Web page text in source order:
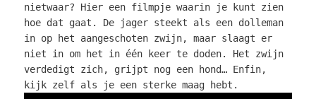
nietwaar? Hier een filmpje waarin je kunt zien
hoe dat gaat. De jager steekt als een dolleman
in op het aangeschoten zwijn, maar slaagt er
niet in om het in één keer te doden. Het zwijn
verdedigt zich, grijpt nog een hond… Enfin,
kijk zelf als je een sterke maag hebt.